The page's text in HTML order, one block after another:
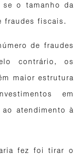
o tamanho da
fraudes fiscais.
de fraudes
contrário, os
maior estrutura
em
atendimento à
fez foi tirar o